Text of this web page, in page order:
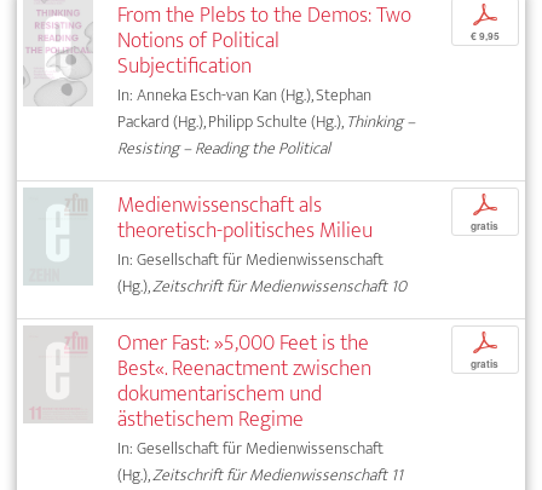
From the Plebs to the Demos: Two
Notions of Political
Subjectification
In: Anneka Esch-van Kan (Hg.), Stephan
Packard (Hg.), Philipp Schulte (Hg.),Thinking –
Resisting – Reading the Political
p
€ 9,95
Medienwissenschaft als
theoretisch-politisches Milieu
In: Gesellschaft für Medienwissenschaft
(Hg.),Zeitschrift für Medienwissenschaft 10
p
gratis
Omer Fast: »5,000 Feet is the
Best«. Reenactment zwischen
dokumentarischem und
ästhetischem Regime
In: Gesellschaft für Medienwissenschaft
(Hg.),Zeitschrift für Medienwissenschaft 11
p
gratis